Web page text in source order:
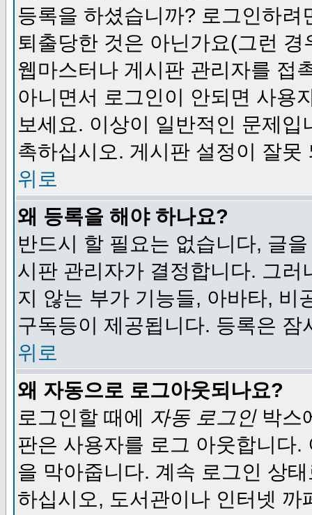
등록을 하셨습니까? 로그인하
퇴출당한 것은 아닌가요(그런
웹마스터나 게시판 관리자를 접
아니면서 로그인이 안되면 사용
보세요. 이상이 일반적인 문제
촉하십시오. 게시판 설정이 잘못
위로
왜 등록을 해야 하나요?
반드시 할 필요는 없습니다, 글
시판 관리자가 결정합니다. 그
지 않는 부가 기능들, 아바타, 비
구독등이 제공됩니다. 등록은
위로
왜 자동으로 로그아웃되나요?
로그인할 때에 자동 로그인박스
판은 사용자를 로그 아웃합니다
을 막아줍니다. 계속 로그인 상
하십시오, 도서관이나 인터넷